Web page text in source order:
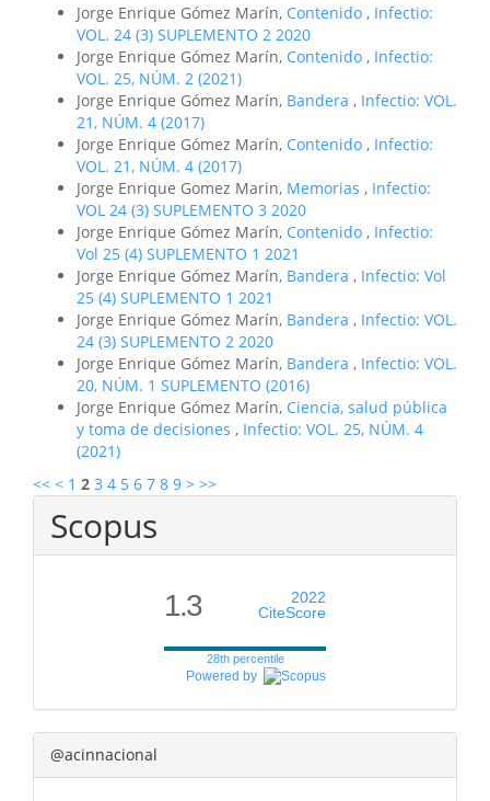
Jorge Enrique Gómez Marín, Contenido , Infectio:
VOL. 24 (3) SUPLEMENTO 2 2020
Jorge Enrique Gómez Marín, Contenido , Infectio:
VOL. 25, NÚM. 2 (2021)
Jorge Enrique Gómez Marín, Bandera , Infectio: VOL.
21, NÚM. 4 (2017)
Jorge Enrique Gómez Marín, Contenido , Infectio:
VOL. 21, NÚM. 4 (2017)
Jorge Enrique Gomez Marin, Memorias , Infectio:
VOL 24 (3) SUPLEMENTO 3 2020
Jorge Enrique Gómez Marín, Contenido , Infectio:
Vol 25 (4) SUPLEMENTO 1 2021
Jorge Enrique Gómez Marín, Bandera , Infectio: Vol
25 (4) SUPLEMENTO 1 2021
Jorge Enrique Gómez Marín, Bandera , Infectio: VOL.
24 (3) SUPLEMENTO 2 2020
Jorge Enrique Gómez Marín, Bandera , Infectio: VOL.
20, NÚM. 1 SUPLEMENTO (2016)
Jorge Enrique Gómez Marín, Ciencia, salud pública
y toma de decisiones , Infectio: VOL. 25, NÚM. 4
(2021)
<< < 1 2 3 4 5 6 7 8 9 > >>
Scopus
1.3
2022
CiteScore
28th percentile
Powered by
@acinnacional